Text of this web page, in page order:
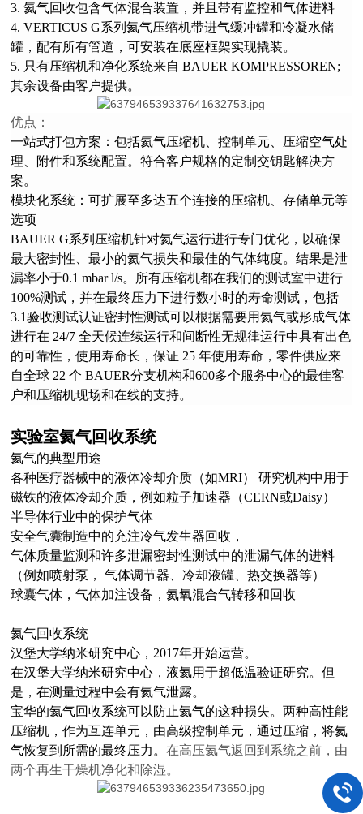
3. 氦气回收包含气体混合装置，并且带有监控和气体进料
4. VERTICUS G系列氦气压缩机带进气缓冲罐和冷凝水储
罐，配有所有管道，可安装在底座框架实现撬装。
5. 只有压缩机和净化系统来自 BAUER KOMPRESSOREN;
其余设备由客户提供。
优点：
一站式打包方案：包括氦气压缩机、控制单元、压缩空气处
理、附件和系统配置。符合客户规格的定制交钥匙解决方
案。
模块化系统：可扩展至多达五个连接的压缩机、存储单元等
选项
BAUER G系列压缩机针对氦气运行进行专门优化，以确保
最大密封性、最小的氦气损失和最佳的气体纯度。结果是泄
漏率小于0.1 mbar l/s。所有压缩机都在我们的测试室中进行
100%测试，并在最终压力下进行数小时的寿命测试，包括
3.1验收测试认证密封性测试可以根据需要用氦气或形成气体
进行在 24/7 全天候连续运行和间断性无规律运行中具有出色
的可靠性，使用寿命长，保证 25 年使用寿命，零件供应来
自全球 22 个 BAUER分支机构和600多个服务中心的最佳客
户和压缩机现场和在线的支持。
实验室氦气回收系统
氦气的典型用途
各种医疗器械中的液体冷却介质（如MRI） 研究机构中用于
磁铁的液体冷却介质，例如粒子加速器（CERN或Daisy）
半导体行业中的保护气体
安全气囊制造中的充注冷气发生器回收，
气体质量监测和许多泄漏密封性测试中的泄漏气体的进料
（例如喷射泵， 气体调节器、冷却液罐、热交换器等）
球囊气体，气体加注设备，氦氧混合气转移和回收
氦气回收系统
汉堡大学纳米研究中心，2017年开始运营。
在汉堡大学纳米研究中心，液氦用于超低温验证研究。但
是，在测量过程中会有氦气泄露。
宝华的氦气回收系统可以防止氦气的这种损失。两种高性能
压缩机，作为互连单元，由高级控制单元，通过压缩，将氦
气恢复到所需的最终压力。在高压氦气返回到系统之前，由
两个再生干燥机净化和除湿。